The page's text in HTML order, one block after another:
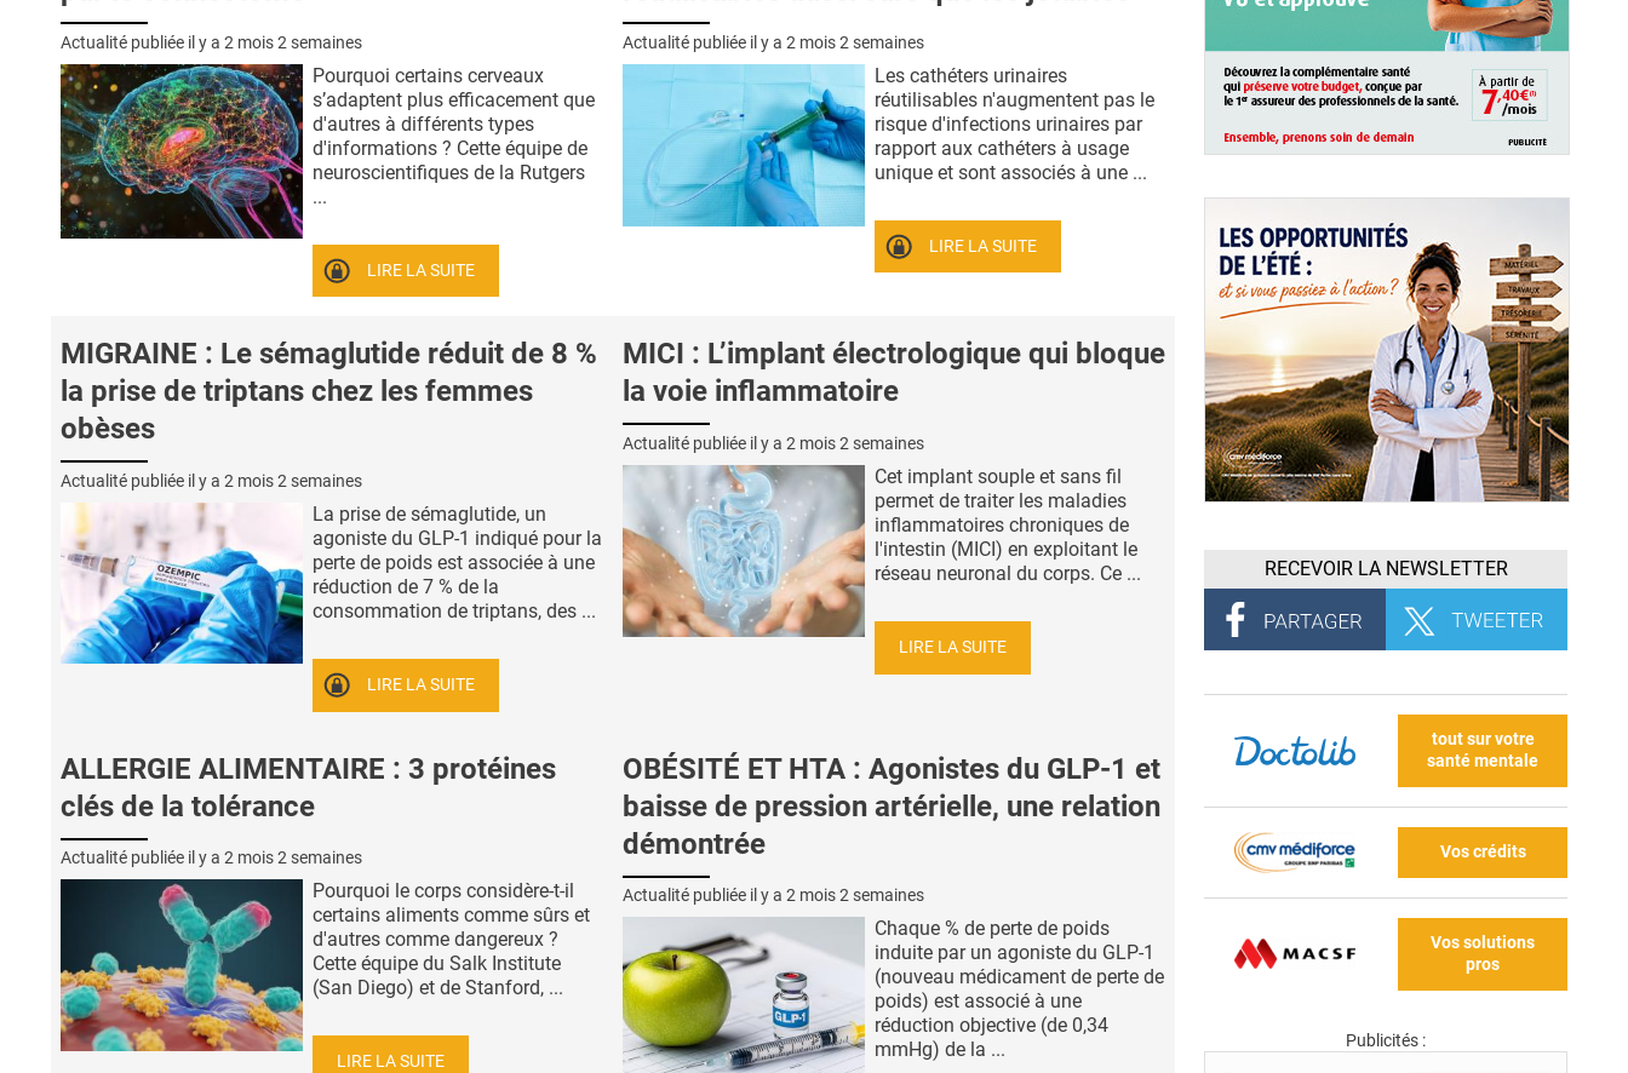
Actualité publiée il y a 2 mois 2 semaines
Pourquoi certains cerveaux
s’adaptent plus efficacement que
d'autres à différents types
d'informations ? Cette équipe de
neuroscientifiques de la Rutgers
...
LIRE LA SUITE
Actualité publiée il y a 2 mois 2 semaines
Les cathéters urinaires
réutilisables n'augmentent pas le
risque d'infections urinaires par
rapport aux cathéters à usage
unique et sont associés à une ...
LIRE LA SUITE
MIGRAINE : Le sémaglutide réduit de 8 %
la prise de triptans chez les femmes
obèses
Actualité publiée il y a 2 mois 2 semaines
La prise de sémaglutide, un
agoniste du GLP-1 indiqué pour la
perte de poids est associée à une
réduction de 7 % de la
consommation de triptans, des ...
LIRE LA SUITE
MICI : L’implant électrologique qui bloque
la voie inflammatoire
Actualité publiée il y a 2 mois 2 semaines
Cet implant souple et sans fil
permet de traiter les maladies
inflammatoires chroniques de
l'intestin (MICI) en exploitant le
réseau neuronal du corps. Ce ...
LIRE LA SUITE
ALLERGIE ALIMENTAIRE : 3 protéines
clés de la tolérance
Actualité publiée il y a 2 mois 2 semaines
Pourquoi le corps considère-t-il
certains aliments comme sûrs et
d'autres comme dangereux ?
Cette équipe du Salk Institute
(San Diego) et de Stanford, ...
LIRE LA SUITE
OBÉSITÉ ET HTA : Agonistes du GLP-1 et
baisse de pression artérielle, une relation
démontrée
Actualité publiée il y a 2 mois 2 semaines
Chaque % de perte de poids
induite par un agoniste du GLP-1
(nouveau médicament de perte de
poids) est associé à une
réduction objective (de 0,34
mmHg) de la ...
RECEVOIR LA NEWSLETTER
tout sur votre
santé mentale
Vos crédits
Vos solutions
pros
Publicités :